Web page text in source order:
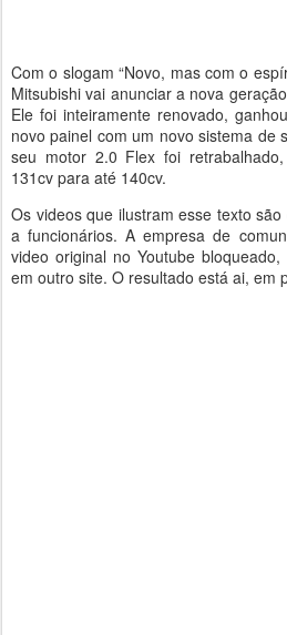
Com o slogam “Novo, mas com o
Mitsubishi vai anunciar a nova
Ele foi inteiramente renovado,
novo painel com um novo sistema de
seu motor 2.0 Flex foi
131cv para até 140cv.
Os videos que ilustram esse texto
a funcionários. A empresa de
video original no Youtube
em outro site. O resultado está ai, em